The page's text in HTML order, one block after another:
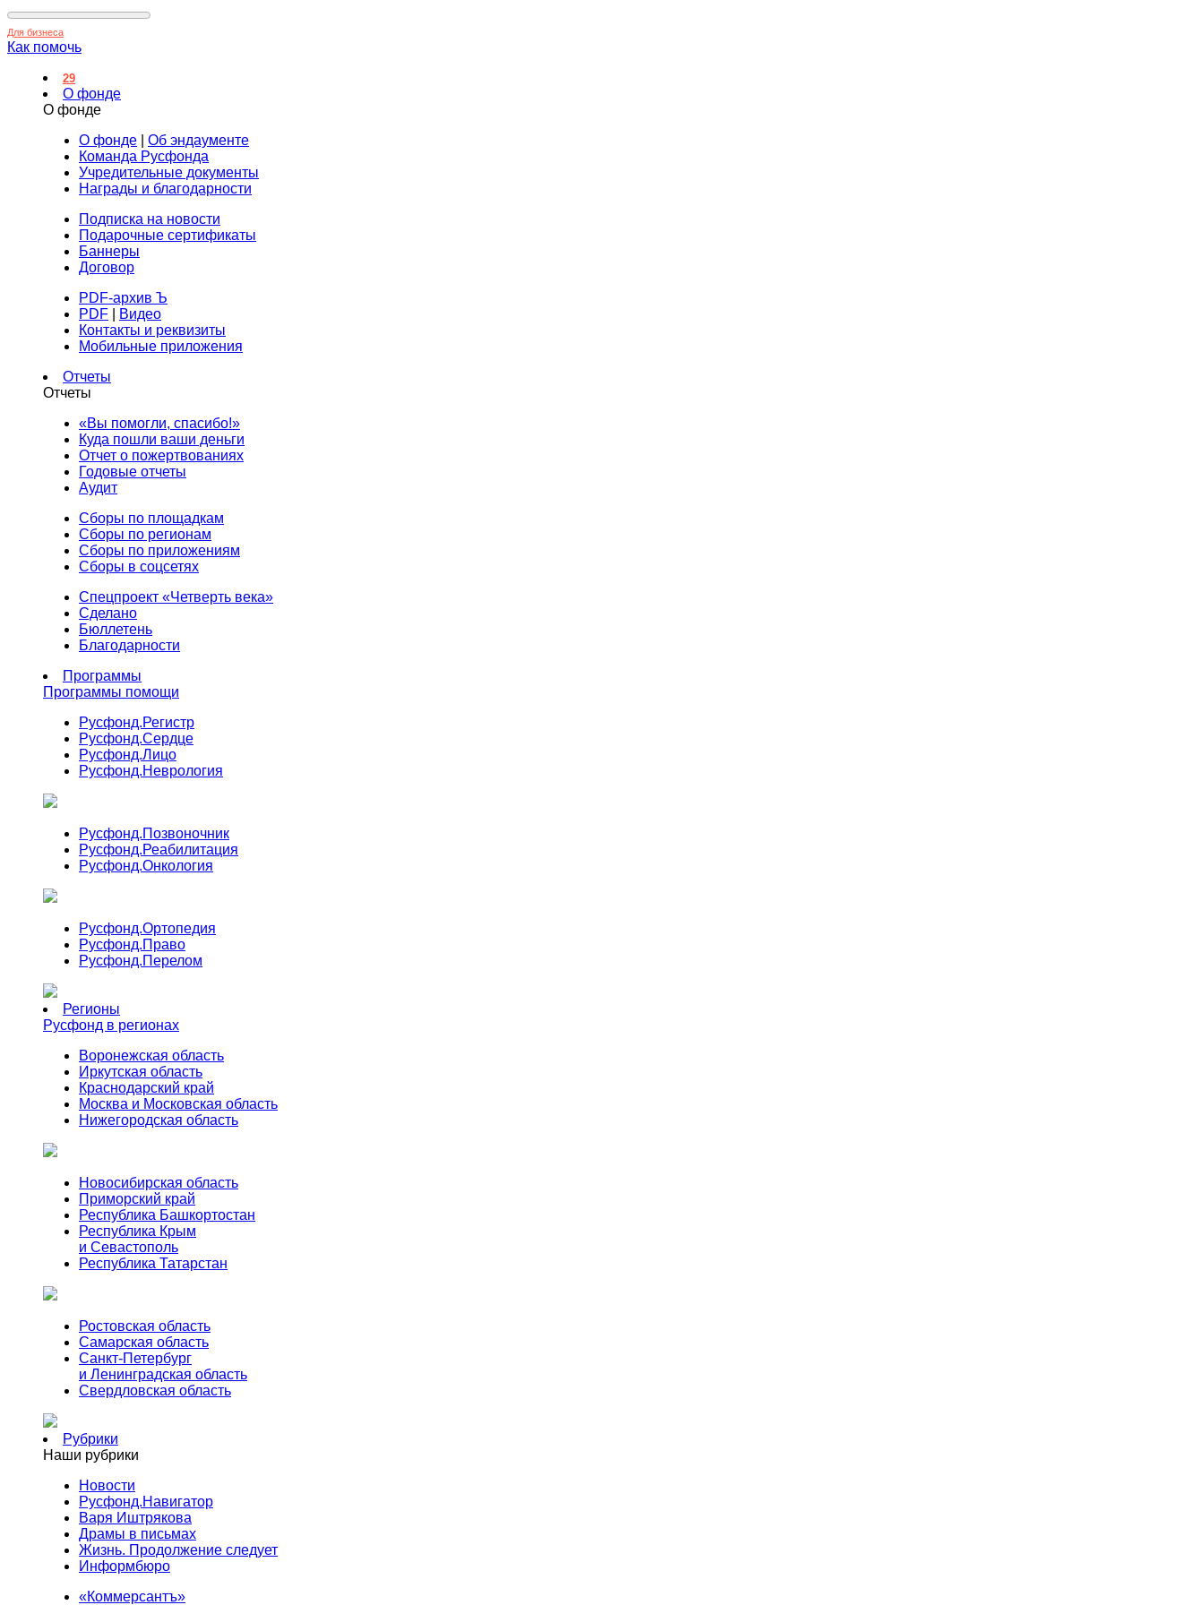
Для бизнеса
Как помочь
29
О фонде
О фонде
О фонде
Об эндаументе
Команда Русфонда
Учредительные документы
Награды и благодарности
Подписка на новости
Подарочные сертификаты
Баннеры
Договор
PDF-архив Ъ
PDF
Видео
Контакты и реквизиты
Мобильные приложения
Отчеты
Отчеты
«Вы помогли, спасибо!»
Куда пошли ваши деньги
Отчет о пожертвованиях
Годовые отчеты
Аудит
Сборы по площадкам
Сборы по регионам
Сборы по приложениям
Сборы в соцсетях
Спецпроект «Четверть века»
Сделано
Бюллетень
Благодарности
Программы
Программы помощи
Русфонд.Регистр
Русфонд.Сердце
Русфонд.Лицо
Русфонд.Неврология
Русфонд.Позвоночник
Русфонд.Реабилитация
Русфонд.Онкология
Русфонд.Ортопедия
Русфонд.Право
Русфонд.Перелом
Регионы
Русфонд в регионах
Воронежская область
Иркутская область
Краснодарский край
Москва и Московская область
Нижегородская область
Новосибирская область
Приморский край
Республика Башкортостан
Республика Крым
и Севастополь
Республика Татарстан
Ростовская область
Самарская область
Санкт-Петербург
и Ленинградская область
Свердловская область
Рубрики
Наши рубрики
Новости
Русфонд.Навигатор
Варя Иштрякова
Драмы в письмах
Жизнь. Продолжение следует
Информбюро
«Коммерсантъ»